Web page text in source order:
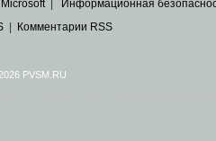
Microsoft| Информационная
| Комментарии RSS
PVSM.RU